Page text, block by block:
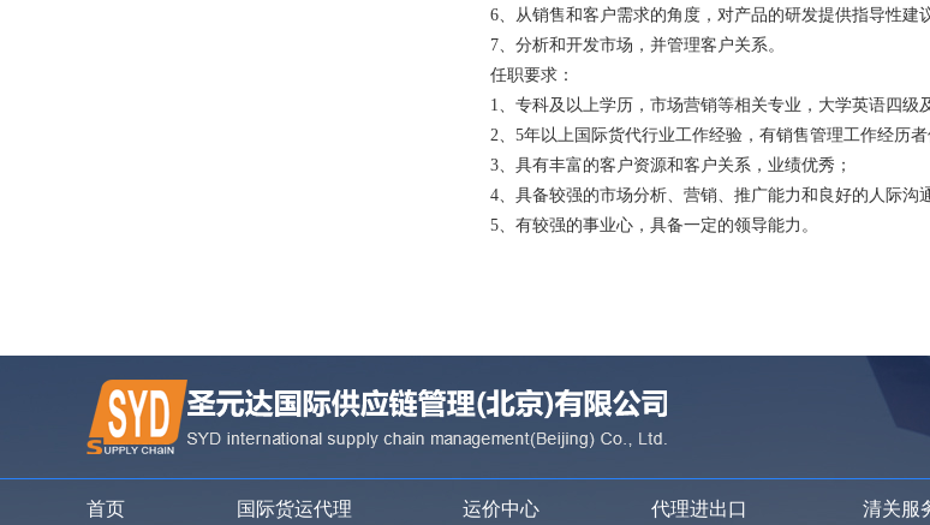
6、从销售和客户需求的角度，对产品的研发提供指导性建
7、分析和开发市场，并管理客户关系。
任职要求：
1、专科及以上学历，市场营销等相关专业，大学英语四级
2、5年以上国际货代行业工作经验，有销售管理工作经历者
3、具有丰富的客户资源和客户关系，业绩优秀；
4、具备较强的市场分析、营销、推广能力和良好的人际沟
5、有较强的事业心，具备一定的领导能力。
首页 国际货运代理 运价中心 代理进出口 清关服